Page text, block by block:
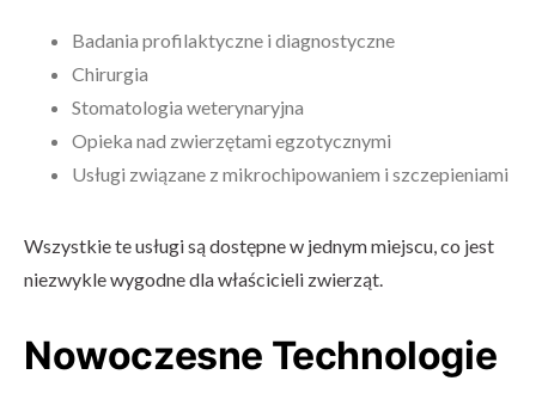
Badania profilaktyczne i diagnostyczne
Chirurgia
Stomatologia weterynaryjna
Opieka nad zwierzętami egzotycznymi
Usługi związane z mikrochipowaniem i szczepieniami
Wszystkie te usługi są dostępne w jednym miejscu, co jest
niezwykle wygodne dla właścicieli zwierząt.
Nowoczesne Technologie